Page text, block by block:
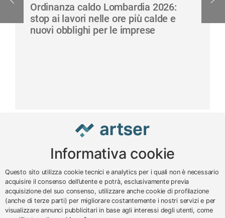
Ordinanza caldo Lombardia 2026:
stop ai lavori nelle ore più calde e
nuovi obblighi per le imprese
© 2024 – 2026 - ARTSER SRL
ARTSER SRL - Viale Milano, 5 - Varese -
Informativa cookie
Questo sito utilizza cookie tecnici e analytics per i quali non è necessario
acquisire il consenso dell’utente e potrà, esclusivamente previa
acquisizione del suo consenso, utilizzare anche cookie di profilazione
(anche di terze parti) per migliorare costantemente i nostri servizi e per
visualizzare annunci pubblicitari in base agli interessi degli utenti, come